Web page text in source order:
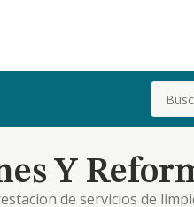
Buscar
Y
de servicios de